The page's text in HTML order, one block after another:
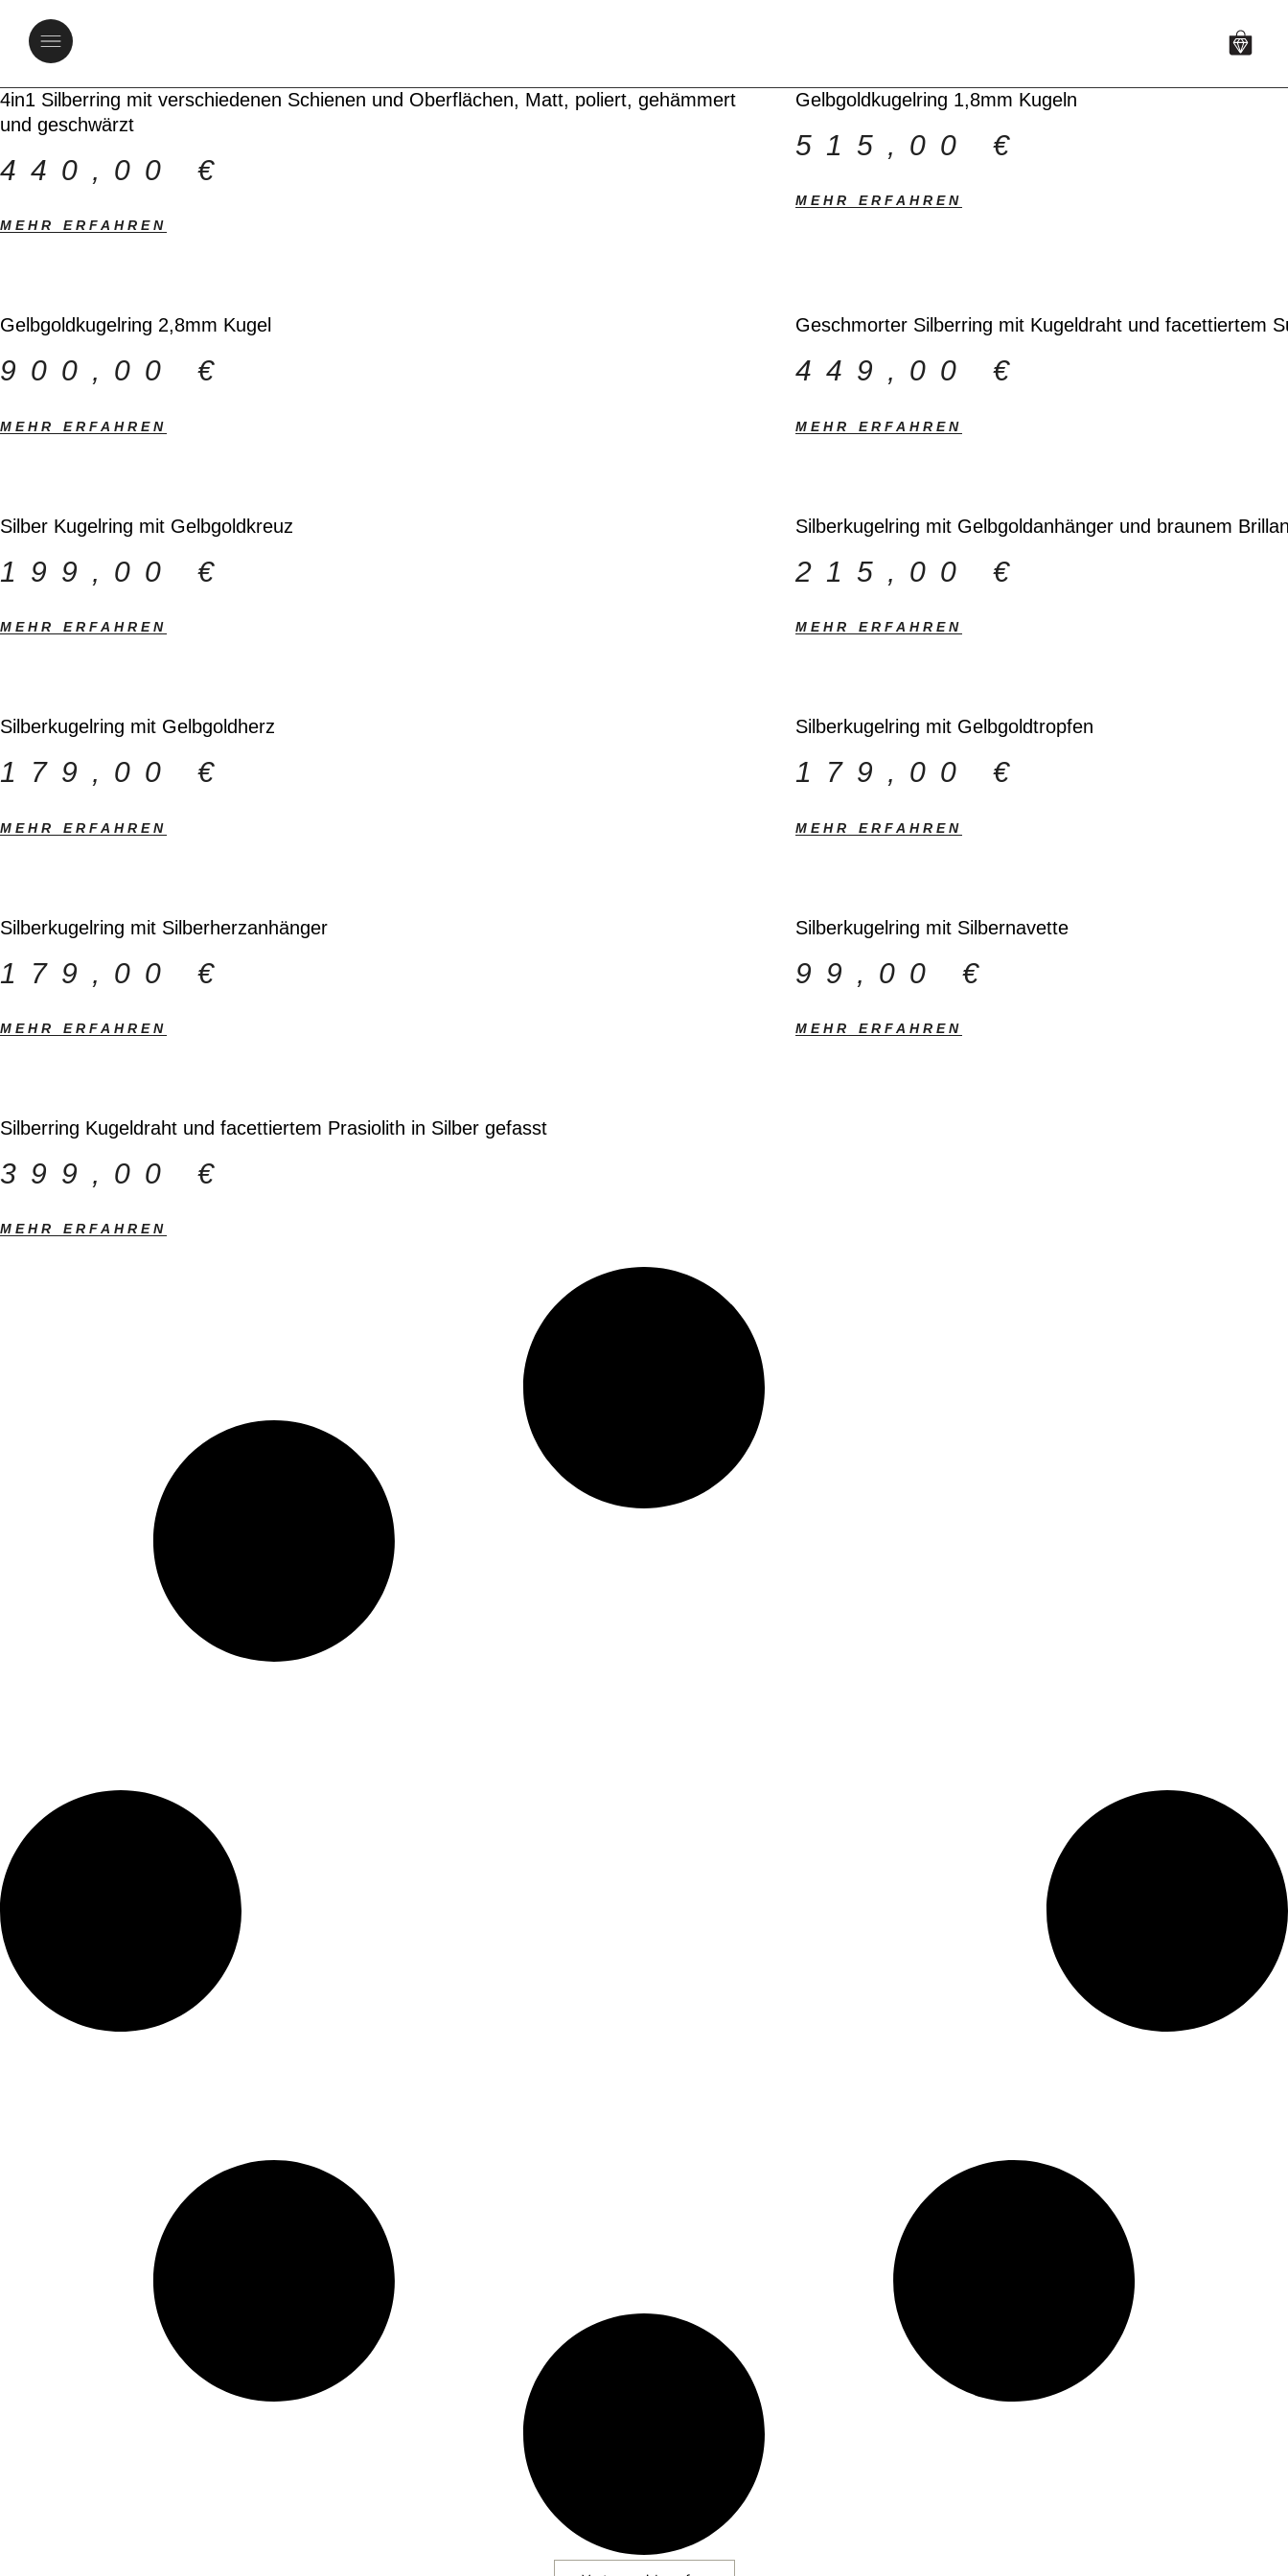
KUGELRINGE
4in1 Silberring mit verschiedenen Schienen und Oberflächen, Matt, poliert, gehämmert
und geschwärzt
440,00 €
MEHR ERFAHREN
Gelbgoldkugelring 1,8mm Kugeln
515,00 €
MEHR ERFAHREN
Gelbgoldkugelring 2,8mm Kugel
900,00 €
MEHR ERFAHREN
Geschmorter Silberring mit Kugeldraht und facettiertem
449,00 €
MEHR ERFAHREN
Silber Kugelring mit Gelbgoldkreuz
199,00 €
MEHR ERFAHREN
Silberkugelring mit Gelbgoldanhänger und braunem
215,00 €
MEHR ERFAHREN
Silberkugelring mit Gelbgoldherz
179,00 €
MEHR ERFAHREN
Silberkugelring mit Gelbgoldtropfen
179,00 €
MEHR ERFAHREN
Silberkugelring mit Silberherzanhänger
179,00 €
MEHR ERFAHREN
Silberkugelring mit Silbernavette
99,00 €
MEHR ERFAHREN
Silberring Kugeldraht und facettiertem Prasiolith in Silber gefasst
399,00 €
MEHR ERFAHREN